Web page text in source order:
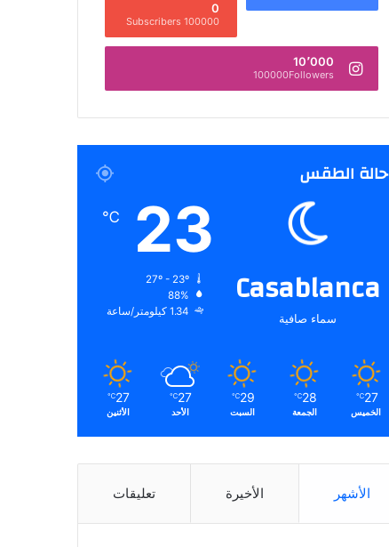
0
100000 Subscribers
10٬000
100000Followers
حالة الطقس
Casablanca
سماء صافية
23
℃
88%
1.34 كيلومتر/ساعة
27
℃
الخميس
28
℃
الجمعة
29
℃
السبت
27
℃
الأحد
27
℃
الأثنين
الأشهر الأخيرة تعليقات